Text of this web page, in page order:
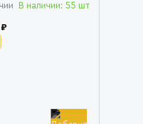
В наличии: 55 шт